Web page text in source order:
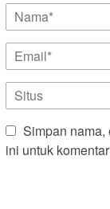
Simpan nama,
ini untuk